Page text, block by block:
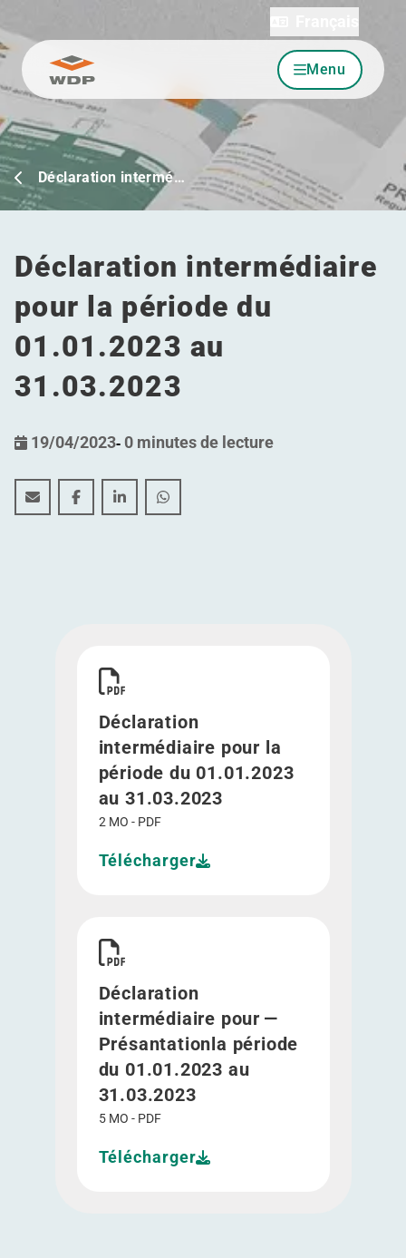
Allez au contenu Menu
Déclaration intermé…
Déclaration intermédiaire
pour la période du
01.01.2023 au
31.03.2023
19/04/2023- 0 minutes de lecture
Déclaration intermédiaire pour la période du
Déclaration intermédiaire pour la période du
Déclaration intermédiaire pour la période
Déclaration intermédiaire pour la
Déclaration
intermédiaire pour la
période du 01.01.2023
au 31.03.2023
2 MO - PDF
Télécharger
Déclaration
intermédiaire pour —
Présantationla période
du 01.01.2023 au
31.03.2023
5 MO - PDF
Télécharger